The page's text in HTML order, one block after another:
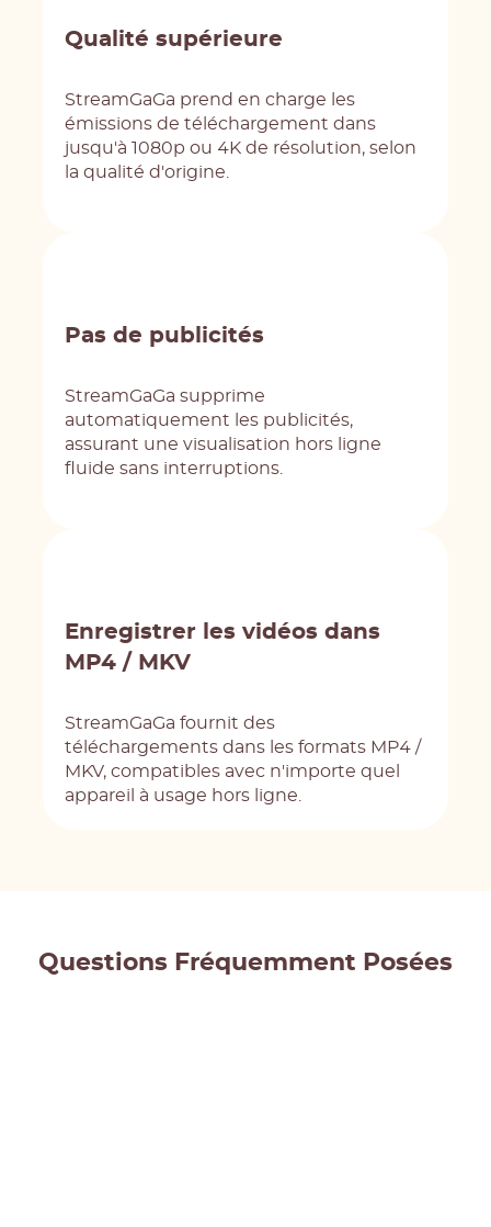
Qualité supérieure
StreamGaGa prend en charge les
émissions de téléchargement dans
jusqu'à 1080p ou 4K de résolution, selon
la qualité d'origine.
Pas de publicités
StreamGaGa supprime
automatiquement les publicités,
assurant une visualisation hors ligne
fluide sans interruptions.
Enregistrer les vidéos dans
MP4 / MKV
StreamGaGa fournit des
téléchargements dans les formats MP4 /
MKV, compatibles avec n'importe quel
appareil à usage hors ligne.
Questions Fréquemment Posées